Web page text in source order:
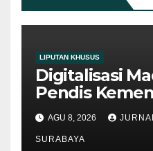
LIPUTAN KHUSUS
Digitalisasi
Pendis
Efektivitas IPF
Surabaya
AGU 8, 2026
SURABAYA